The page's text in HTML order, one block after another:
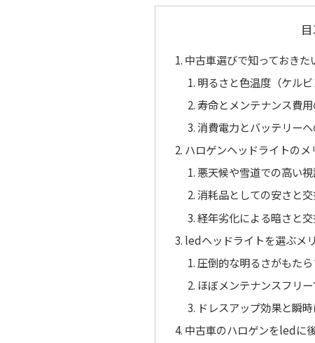
中古車選びで知っておき
明るさと色温度（ケル
寿命とメンテナンス費
消費電力とバッテリー
ハロゲンヘッドライトの
悪天候や雪道での高い
消耗品としての安さと
経年劣化による暗さと
ledヘッドライトを選ぶメ
圧倒的な明るさがもた
ほぼメンテナンスフリ
ドレスアップ効果と瞬
中古車のハロゲンをledに